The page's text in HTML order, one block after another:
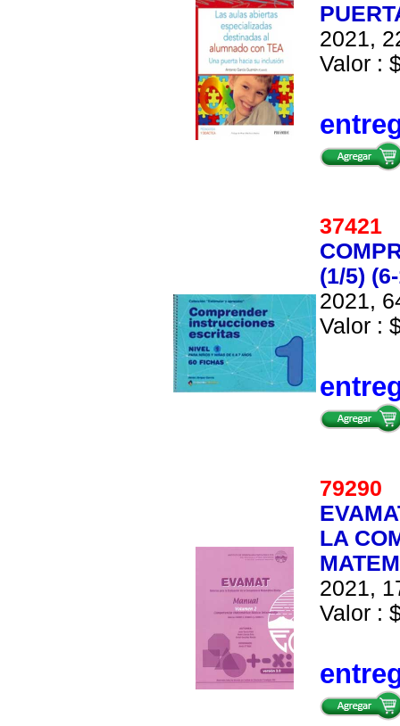
2021,
Valor :
37421
(1/5)
2021,
Valor :
79290
LA
2021,
Valor :